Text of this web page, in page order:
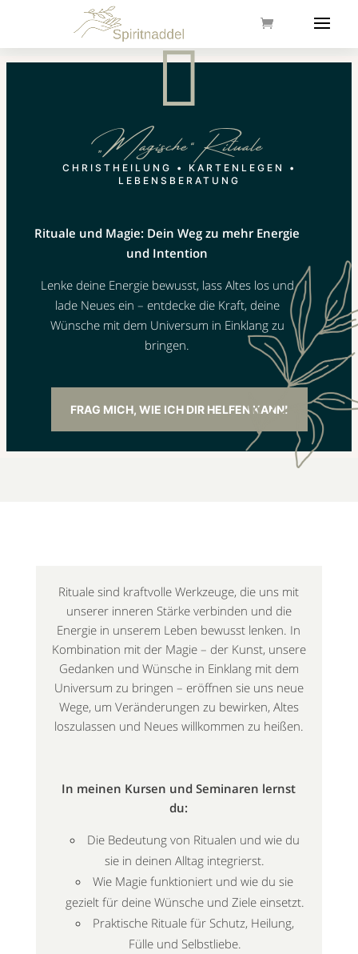

„Magische“ Rituale
CHRISTHEILUNG • KARTENLEGEN •
LEBENSBERATUNG
Rituale und Magie: Dein Weg zu mehr Energie
und Intention
Lenke deine Energie bewusst, lass Altes los und
lade Neues ein – entdecke die Kraft, deine
Wünsche mit dem Universum in Einklang zu
bringen.
FRAG MICH, WIE ICH DIR HELFEN KANN!
Rituale sind kraftvolle Werkzeuge, die uns mit
unserer inneren Stärke verbinden und die
Energie in unserem Leben bewusst lenken. In
Kombination mit der Magie – der Kunst, unsere
Gedanken und Wünsche in Einklang mit dem
Universum zu bringen – eröffnen sie uns neue
Wege, um Veränderungen zu bewirken, Altes
loszulassen und Neues willkommen zu heißen.
In meinen Kursen und Seminaren lernst
du:
Die Bedeutung von Ritualen und wie du
sie in deinen Alltag integrierst.
Wie Magie funktioniert und wie du sie
gezielt für deine Wünsche und Ziele einsetzt.
Praktische Rituale für Schutz, Heilung,
Fülle und Selbstliebe.